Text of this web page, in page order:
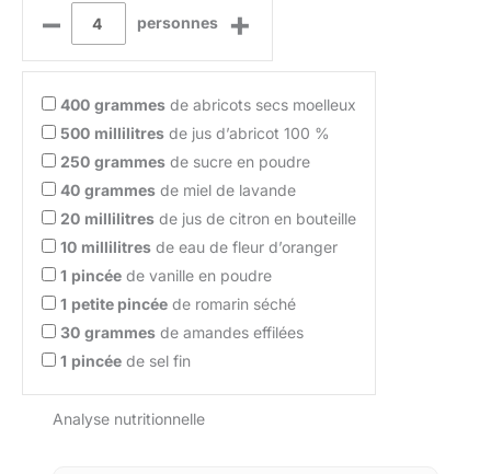
– personnes +
400 grammes de abricots secs moelleux
500 millilitres de jus d’abricot 100 %
250 grammes de sucre en poudre
40 grammes de miel de lavande
20 millilitres de jus de citron en bouteille
10 millilitres de eau de fleur d’oranger
1 pincée de vanille en poudre
1 petite pincée de romarin séché
30 grammes de amandes effilées
1 pincée de sel fin
Analyse nutritionnelle